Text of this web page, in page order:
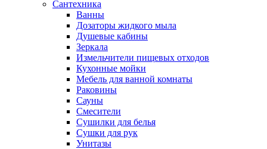
Сантехника
Ванны
Дозаторы жидкого мыла
Душевые кабины
Зеркала
Измельчители пищевых отходов
Кухонные мойки
Мебель для ванной комнаты
Раковины
Сауны
Смесители
Сушилки для белья
Сушки для рук
Унитазы